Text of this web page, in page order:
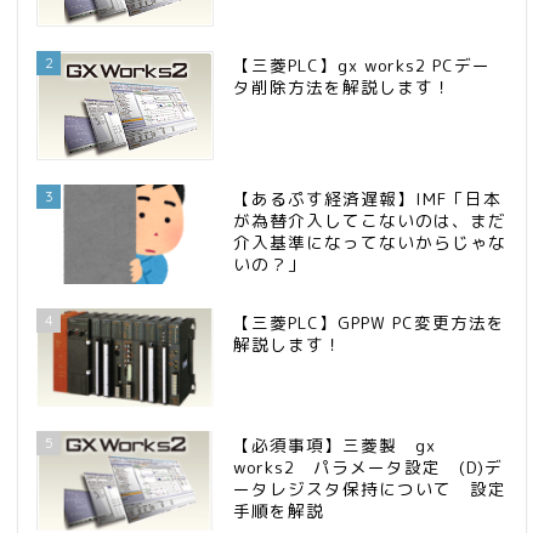
2
【三菱PLC】gx works2 PCデー
タ削除方法を解説します！
3
【あるぷす経済遅報】IMF「日本
が為替介入してこないのは、まだ
介入基準になってないからじゃな
いの？」
4
【三菱PLC】GPPW PC変更方法を
解説します！
5
【必須事項】三菱製 gx
works2 パラメータ設定 (D)デ
ータレジスタ保持について 設定
手順を解説